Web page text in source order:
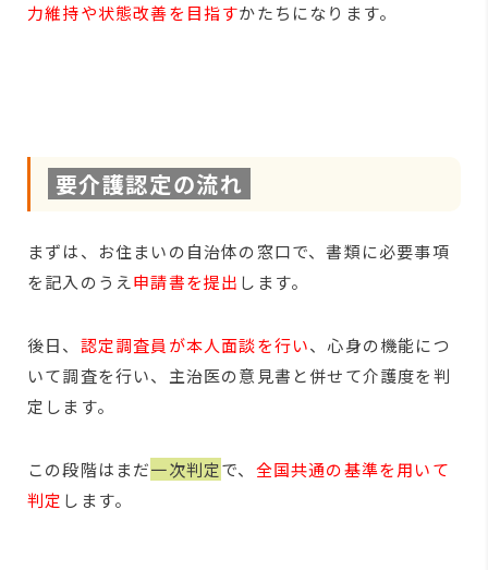
力維持や状態改善を目指すかたちになります。
要介護認定の流れ
まずは、お住まいの自治体の窓口で、書類に必要事項
を記入のうえ申請書を提出 します。
後日、 認定調査員が本人面談を行い、心身の機能につ
いて調査を行い、主治医の意見書と併せて介護度を判
定します。
この段階はまだ一次判定で、 全国共通の基準を用いて
判定 します。